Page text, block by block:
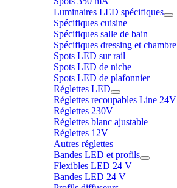
Luminaires LED spécifiques
Spécifiques cuisine
Spécifiques salle de bain
Spécifiques dressing et chambre
Spots LED sur rail
Spots LED de niche
Spots LED de plafonnier
Réglettes LED
Réglettes recoupables Line 24V
Réglettes 230V
Réglettes blanc ajustable
Réglettes 12V
Autres réglettes
Bandes LED et profils
Flexibles LED 24 V
Bandes LED 24 V